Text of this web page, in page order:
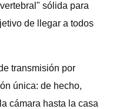
sólida para
de llegar a todos
transmisión por
única: de hecho,
cámara hasta la casa